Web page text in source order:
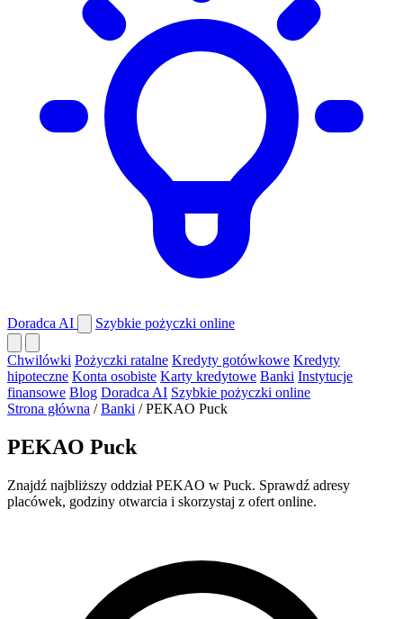
Doradca AI Szybkie pożyczki online
Chwilówki Pożyczki ratalne Kredyty gotówkowe Kredyty
hipoteczne Konta osobiste Karty kredytowe Banki Instytucje
finansowe Blog Doradca AI Szybkie pożyczki online
Strona główna / Banki / PEKAO Puck
PEKAO Puck
Znajdź najbliższy oddział PEKAO w Puck. Sprawdź adresy
placówek, godziny otwarcia i skorzystaj z ofert online.